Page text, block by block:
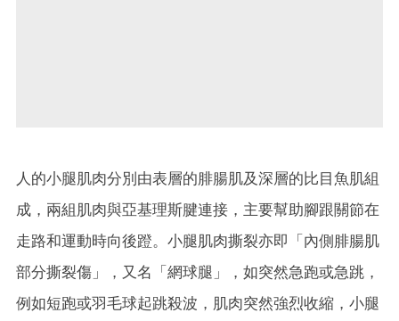
人的小腿肌肉分別由表層的腓腸肌及深層的比目魚肌組
成，兩組肌肉與亞基理斯腱連接，主要幫助腳跟關節在
走路和運動時向後蹬。小腿肌肉撕裂亦即「內側腓腸肌
部分撕裂傷」，又名「網球腿」，如突然急跑或急跳，
例如短跑或羽毛球起跳殺波，肌肉突然強烈收縮，小腿